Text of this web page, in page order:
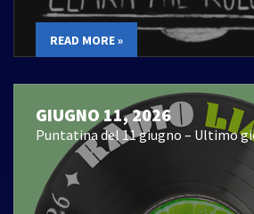
READ MORE »
GIUGNO 11, 2026
Puntatina del 11 giugno – Ultimo